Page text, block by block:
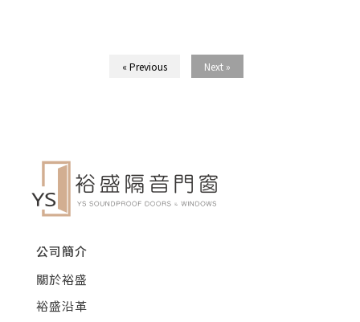
« Previous Next »
公司簡介
關於裕盛
裕盛沿革